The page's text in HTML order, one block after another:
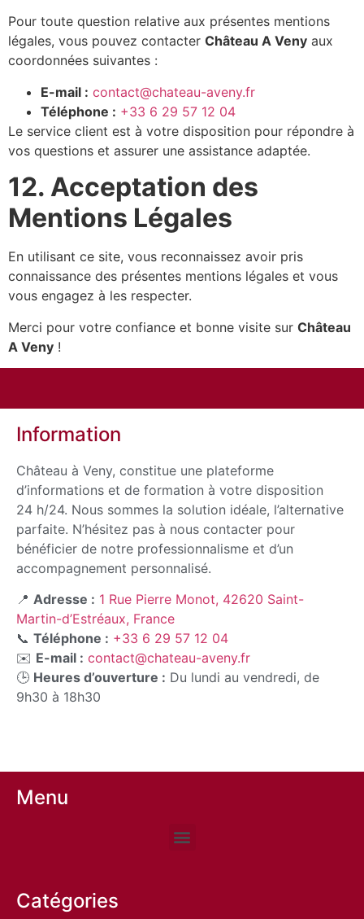
Pour toute question relative aux présentes mentions
légales, vous pouvez contacter Château A Veny aux
coordonnées suivantes :
E-mail : contact@chateau-aveny.fr
Téléphone : +33 6 29 57 12 04
Le service client est à votre disposition pour répondre à
vos questions et assurer une assistance adaptée.
12. Acceptation des
Mentions Légales
En utilisant ce site, vous reconnaissez avoir pris
connaissance des présentes mentions légales et vous
vous engagez à les respecter.
Merci pour votre confiance et bonne visite sur Château
A Veny !
Information
Château à Veny, constitue une plateforme
d’informations et de formation à votre disposition
24 h/24. Nous sommes la solution idéale, l’alternative
parfaite. N’hésitez pas à nous contacter pour
bénéficier de notre professionnalisme et d’un
accompagnement personnalisé.
📍 Adresse : 1 Rue Pierre Monot, 42620 Saint-
Martin-d’Estréaux, France
📞 Téléphone : +33 6 29 57 12 04
✉️ E-mail : contact@chateau-aveny.fr
🕒 Heures d’ouverture : Du lundi au vendredi, de
9h30 à 18h30
Menu
Catégories